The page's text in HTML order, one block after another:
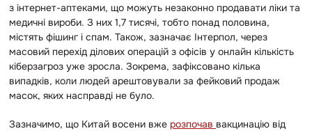
з інтернет-аптеками, що можуть незаконно продавати ліки та
медичні вироби. З них 1,7 тисячі, тобто понад половина,
містять фішинг і спам. Також, зазначає Інтерпол, через
масовий перехід ділових операцій з офісів у онлайн кількість
кіберзагроз уже зросла. Зокрема, зафіксовано кілька
випадків, коли людей арештовували за фейковий продаж
масок, яких насправді не було.
Зазначимо, що Китай восени вже розпочав вакцинацію від